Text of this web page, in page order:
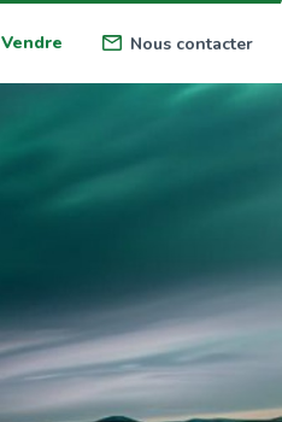
Vendre Nous contacter